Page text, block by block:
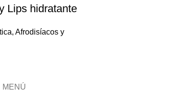
Lips hidratante
, Afrodisíacos y
MENÚ